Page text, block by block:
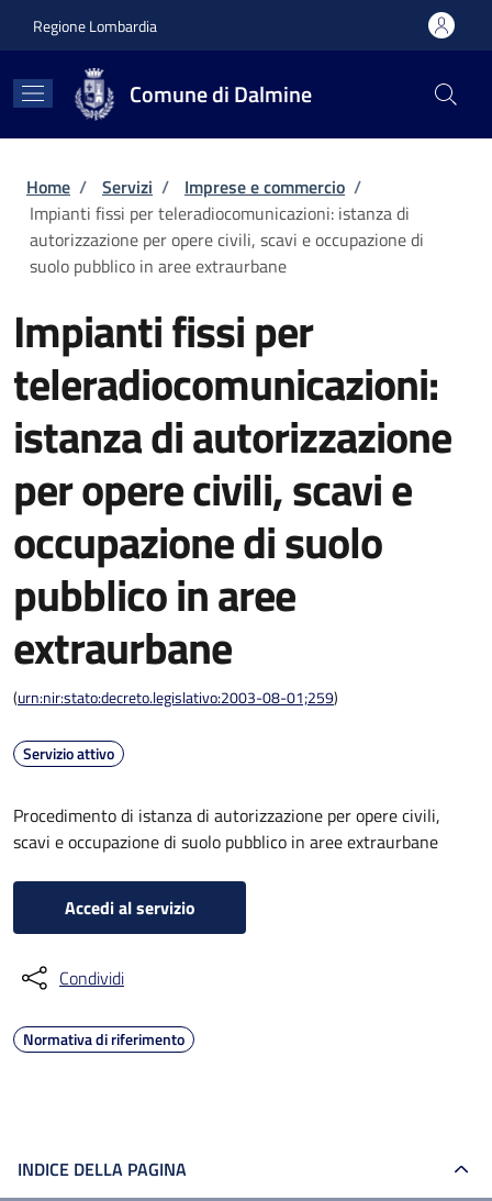
Regione Lombardia
Comune di Dalmine
Briciole di pane
Home / Servizi / Imprese e commercio /
Impianti fissi per teleradiocomunicazioni: istanza di
autorizzazione per opere civili, scavi e occupazione di
suolo pubblico in aree extraurbane
Impianti fissi per
teleradiocomunicazioni:
istanza di autorizzazione
per opere civili, scavi e
occupazione di suolo
pubblico in aree
extraurbane
(urn:nir:stato:decreto.legislativo:2003-08-01;259)
Servizio attivo
Procedimento di istanza di autorizzazione per opere civili,
scavi e occupazione di suolo pubblico in aree extraurbane
Accedi al servizio
Condividi
Normativa di riferimento
INDICE DELLA PAGINA